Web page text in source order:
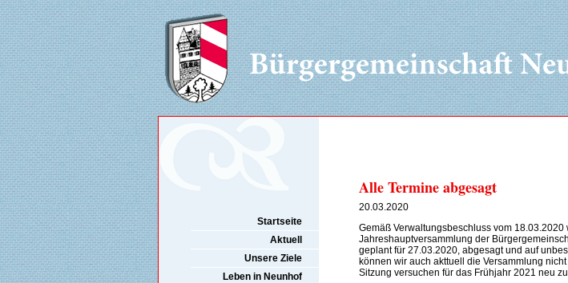
Startseite
Aktuell
Unsere Ziele
Leben in Neunhof
Alle Termine abgesagt
20.03.2020
Gemäß Verwaltungsbeschluss vom 18.03.2020
Jahreshauptversammlung der
geplant für 27.03.2020, abgesagt und auf
können wir auch akttuell die Versammlung
Sitzung versuchen für das Frühjahr 2021 neu